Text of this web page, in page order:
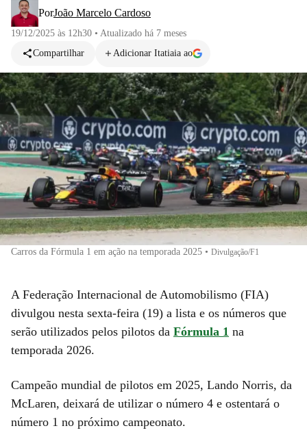
PorJoão Marcelo Cardoso
19/12/2025 às 12h30 • Atualizado há 7 meses
Compartilhar
Adicionar Itatiaia ao
Carros da Fórmula 1 em ação na temporada 2025 • Divulgação/F1
A Federação Internacional de Automobilismo (FIA)
divulgou nesta sexta-feira (19) a lista e os números que
serão utilizados pelos pilotos da Fórmula 1 na
temporada 2026.
Campeão mundial de pilotos em 2025, Lando Norris, da
McLaren, deixará de utilizar o número 4 e ostentará o
número 1 no próximo campeonato.